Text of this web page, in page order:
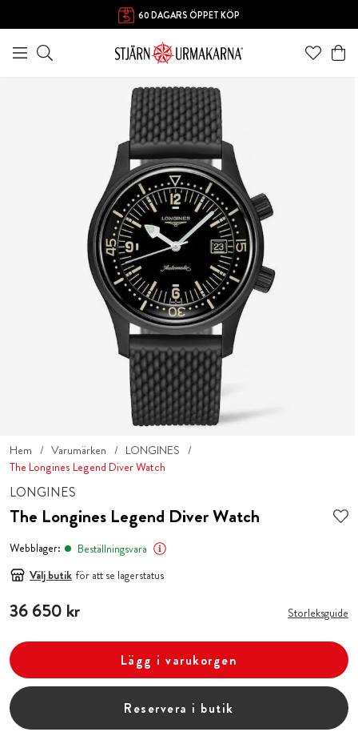
60 DAGARS ÖPPET KÖP
Hem Varumärken
LONGINES
The Longines Legend Diver Watch
LONGINES
The Longines Legend Diver Watch
Webblager:
Beställningsvara
Välj butik för att se lagerstatus
Pris :36 650 kr
36 650 kr Storleksguide
Lägg i varukorgen
Reservera i butik